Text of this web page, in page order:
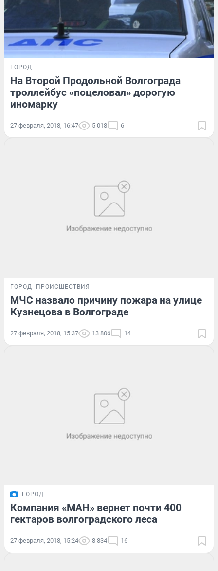
ГОРОД
На Второй Продольной Волгограда
троллейбус «поцеловал» дорогую
иномарку
27 февраля, 2018, 16:47 5 018 6
ГОРОД ПРОИСШЕСТВИЯ
МЧС назвало причину пожара на улице
Кузнецова в Волгограде
27 февраля, 2018, 15:37 13 806 14
ГОРОД
Компания «МАН» вернет почти 400
гектаров волгоградского леса
27 февраля, 2018, 15:24 8 834 16